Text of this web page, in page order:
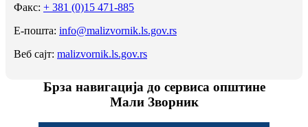
Факс: + 381 (0)15 471-885
Е-пошта: info@malizvornik.ls.gov.rs
Веб сајт: malizvornik.ls.gov.rs
Брза навигација до сервиса општине
Мали Зворник